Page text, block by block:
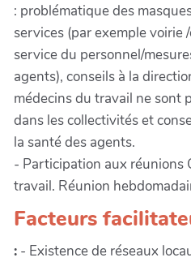
: problématique des
services (par exemple voirie
service du personnel/
agents), conseils à la
médecins du travail ne sont
dans les collectivités et
la santé des agents.
- Participation aux réunions
travail. Réunion
Facteurs
: - Existence de réseaux